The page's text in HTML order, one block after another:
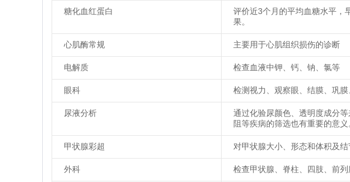
糖化血红蛋白
评价近3个月的平均血糖水平，
果。
心肌酶常规 主要用于心肌组织损伤的诊断
电解质 检查血液中钾、钙、钠、氯等
眼科 检测视力、观察眼、结膜、巩
尿液分析
通过化验尿颜色、透明度成分
阻等疾病的筛选也有重要的意义
甲状腺彩超 对甲状腺大小、形态和体积及结
外科 检查甲状腺、脊柱、四肢、前列